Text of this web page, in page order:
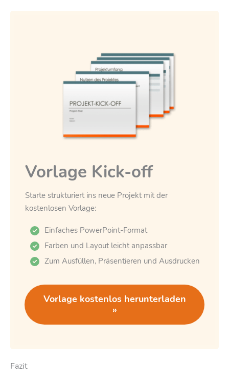
Vorlage Kick-off
Starte strukturiert ins neue Projekt mit der
kostenlosen Vorlage:
Einfaches PowerPoint-Format
Farben und Layout leicht anpassbar
Zum Ausfüllen, Präsentieren und Ausdrucken
Vorlage kostenlos herunterladen
»
Fazit